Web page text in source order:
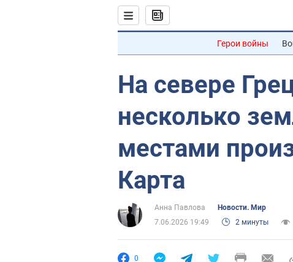
Герои войны
На севере
несколько
местами
Карта
Анна Павлова
Новости. Мир
7.06.2026 19:49
2 минуты
0